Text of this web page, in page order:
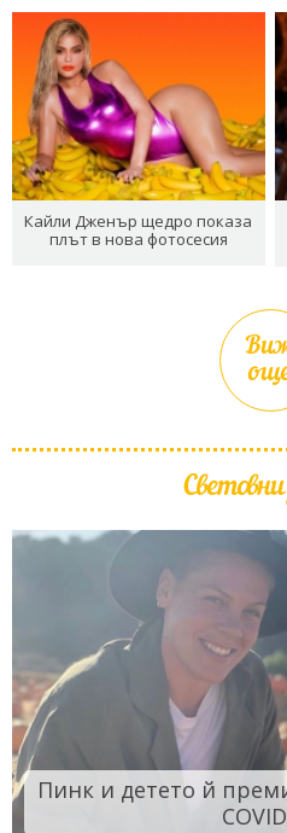
Кайли Дженър щедро показа
плът в нова фотосесия
Световни
Пинк и детето й